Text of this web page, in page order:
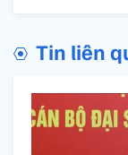
Tin liên